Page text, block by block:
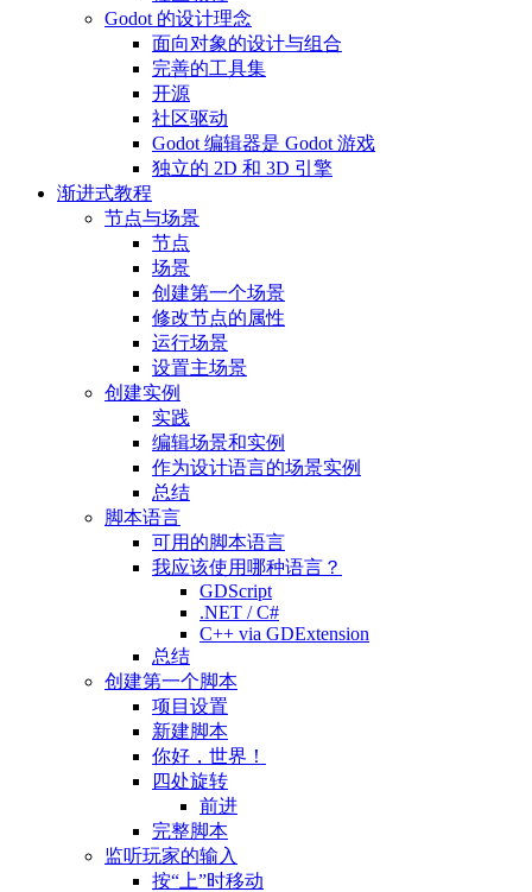
Godot 的设计理念
面向对象的设计与组合
完善的工具集
开源
社区驱动
Godot 编辑器是 Godot 游戏
独立的 2D 和 3D 引擎
渐进式教程
节点与场景
节点
场景
创建第一个场景
修改节点的属性
运行场景
设置主场景
创建实例
实践
编辑场景和实例
作为设计语言的场景实例
总结
脚本语言
可用的脚本语言
我应该使用哪种语言？
GDScript
.NET / C#
C++ via GDExtension
总结
创建第一个脚本
项目设置
新建脚本
你好，世界！
四处旋转
前进
完整脚本
监听玩家的输入
按“上”时移动